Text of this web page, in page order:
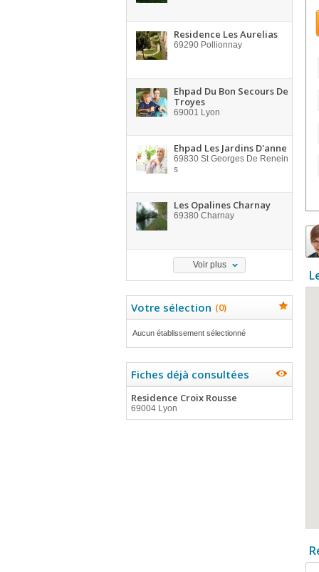
Residence Les Aurelias
69290 Pollionnay
Ehpad Du Bon Secours De
Troyes
69001 Lyon
Ehpad Les Jardins D'anne
69830 St Georges De Renein
s
Les Opalines Charnay
69380 Charnay
Voir plus
Votre sélection (0)
Aucun établissement sélectionné
Fiches déjà consultées
Residence Croix Rousse
69004 Lyon